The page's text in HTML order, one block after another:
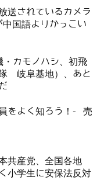
送されているカメラ
国語よりかっこい
カモノハシ、初飛
岐阜基地）、あと
をよく知ろう！- 売
共産党、全国各地
小学生に安保法反対